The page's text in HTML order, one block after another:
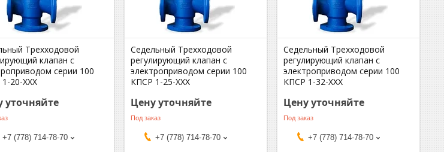
Трехходовой
клапан с
серии 100
20-ХХХ
уточняйте
+7 (778) 714-78-70
Седельный Трехходовой
регулирующий клапан с
электроприводом серии 100
КПСР 1-25-ХХХ
Цену уточняйте
Под заказ
+7 (778) 714-78-70
Седельный Трехходовой
регулирующий клапан с
электроприводом серии 100
КПСР 1-32-ХХХ
Цену уточняйте
Под заказ
+7 (778) 714-78-70